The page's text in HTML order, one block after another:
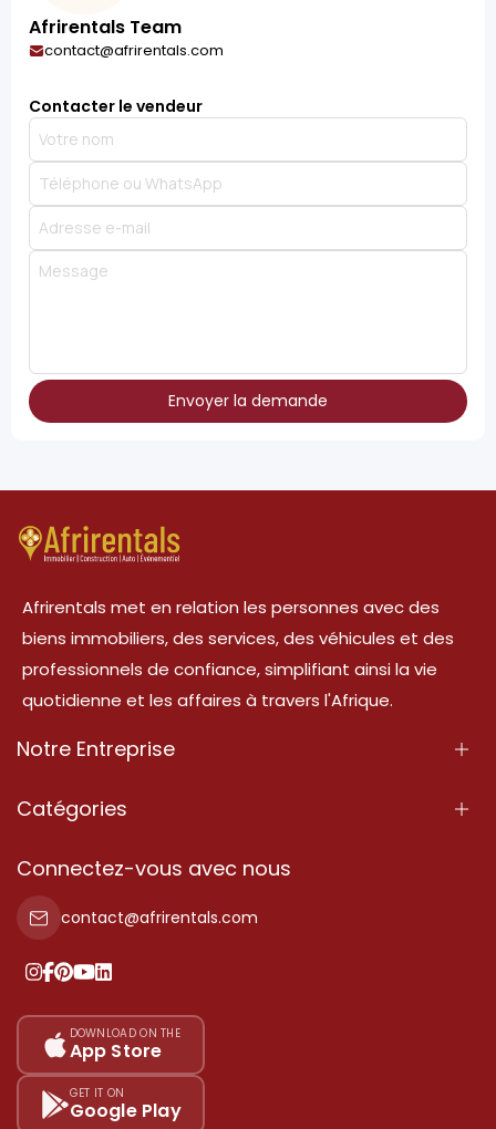
Afrirentals Team
contact@afrirentals.com
Contacter le vendeur
Envoyer la demande
Afrirentals met en relation les personnes avec des
biens immobiliers, des services, des véhicules et des
professionnels de confiance, simplifiant ainsi la vie
quotidienne et les affaires à travers l'Afrique.
Notre Entreprise
À Propos
Conditions d'Utilisation
Politique de Confidentialité
Nos tarifs
Plan du site
Catégories
Propriété
Propriété à vendre
Propriété à louer
Ajoutez votre témoignage
Connectez-vous avec nous
contact@afrirentals.com
DOWNLOAD ON THE
App Store
GET IT ON
Google Play